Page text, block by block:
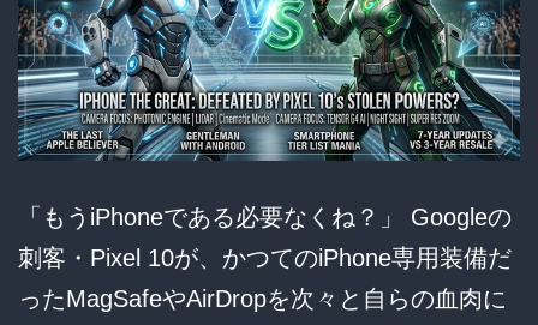
「もうiPhoneである必要なくね？」 Googleの
刺客・Pixel 10が、かつてのiPhone専用装備だ
ったMagSafeやAirDropを次々と自らの血肉に